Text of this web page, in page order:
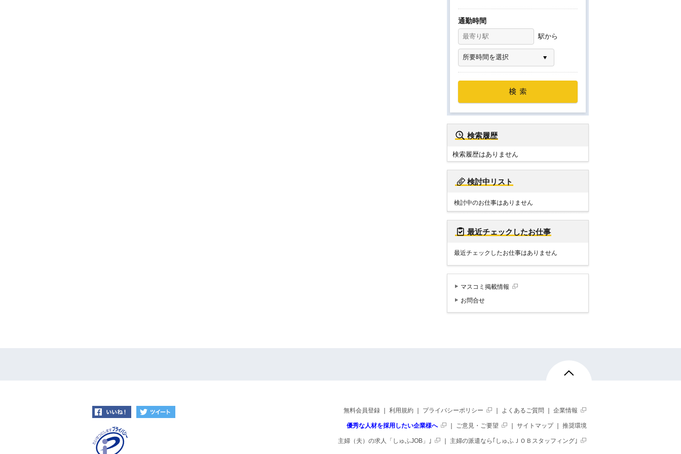
通勤時間
駅から
検索履歴
検索履歴はありません
検討中リスト
検討中のお仕事はありません
最近チェックしたお仕事
最近チェックしたお仕事はありません
マスコミ掲載情報
お問合せ
無料会員登録 利用規約 プライバシーポリシー よくあるご質問 企業情報
優秀な人材を採用したい企業様へ ご意見・ご要望 サイトマップ｜ 推奨環境
主婦の派遣なら｢しゅふＪＯＢスタッフィング｣
主婦（夫）の求人「しゅふJOB」｣